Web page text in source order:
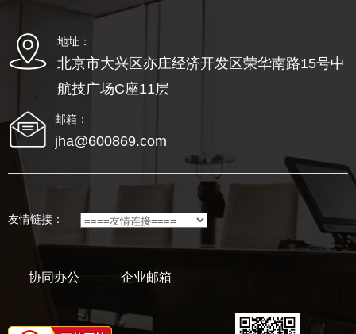
地址：
北京市大兴区亦庄经济开发区荣华南路15号中
航技广场C座11层
邮箱：
jha@600869.com
友情链接：
协同办公 企业邮箱